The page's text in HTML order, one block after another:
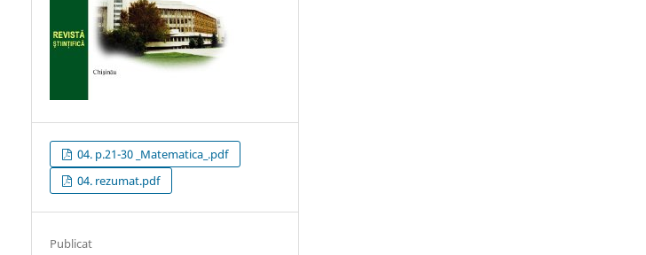
04. p.21-30 _Matematica_.pdf
04. rezumat.pdf
Publicat